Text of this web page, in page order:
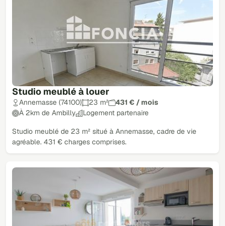
Studio meublé à louer
Annemasse (74100) 23 m²
431 € / mois
À 2km de Ambilly
Logement partenaire
Studio meublé de 23 m² situé à Annemasse, cadre de vie
agréable. 431 € charges comprises.